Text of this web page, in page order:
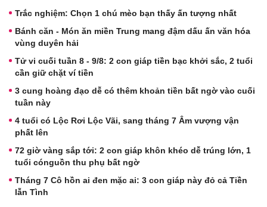
Trắc nghiệm: Chọn 1 chú mèo bạn thấy ấn tượng nhất
Bánh căn - Món ăn miền Trung mang đậm dấu ấn văn hóa
vùng duyên hải
Tử vi cuối tuần 8 - 9/8: 2 con giáp tiền bạc khởi sắc, 2 tuổi
cần giữ chặt ví tiền
3 cung hoàng đạo dễ có thêm khoản tiền bất ngờ vào cuối
tuần này
4 tuổi có Lộc Rơi Lộc Vãi, sang tháng 7 Âm vượng vận
phất lên
72 giờ vàng sắp tới: 2 con giáp khôn khéo dễ trúng lớn, 1
tuổi cónguồn thu phụ bất ngờ
Tháng 7 Cô hồn ai đen mặc ai: 3 con giáp này đỏ cả Tiền
lẫn Tình